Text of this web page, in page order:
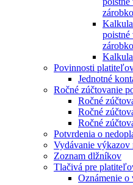
poistné
Povinnosti
Jednotné
Ročné zúčtovanie
Ročné
Ročné
Ročné
Potvrdenia o
Vydávanie výkazov
Zoznam dlžníkov
Tlačivá pre
Oznámenie o